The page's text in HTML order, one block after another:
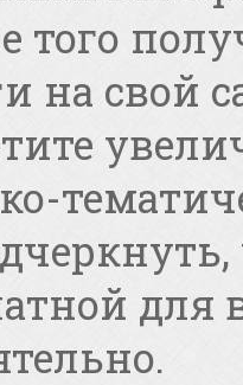
того
на свой